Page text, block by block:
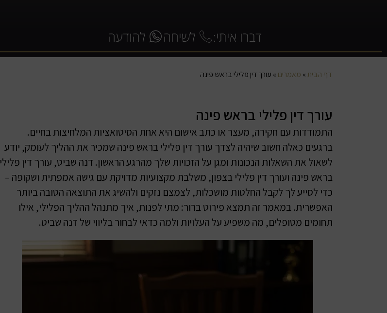
דברו איתי: לשיחה להודעה
דף הבית» מאמרים » עורך דין פלילי בראש פינה
עורך דין פלילי בראש פינה
התמודדות עם חקירה, מעצר או כתב אישום היא אחת הסיטואציות המלחיצות בחיים.
ברגעים כאלה חשוב שיהיה לצדך עורך דין פלילי בראש פינה שמכיר את ההליך לעומק, יודע
לשאול את השאלות הנכונות ומגן על הזכויות שלך מהרגע הראשון. דנה שביט, עורך דין פלילי
בראש פינה ועורך דין פלילי בצפון, משלבת מקצועיות מדויקת עם גישה אמפתית ושקופה –
כדי לסייע לך לקבל החלטות מושכלות, לצמצם נזקים ולהשיג את התוצאה הטובה ביותר
האפשרית. במאמר זה תמצא פירוט ברור: מתי לפנות, איך מתנהל ההליך הפלילי, אילו
תחומים מטופלים, מה משפיע על העלויות ולמה כדאי לבחור בליווי של דנה שביט.